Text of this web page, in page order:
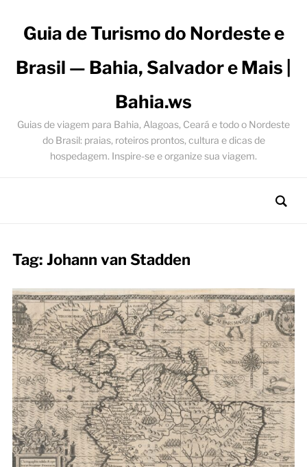
Guia de Turismo do Nordeste e
Brasil — Bahia, Salvador e Mais |
Bahia.ws
Guias de viagem para Bahia, Alagoas, Ceará e todo o Nordeste
do Brasil: praias, roteiros prontos, cultura e dicas de
hospedagem. Inspire-se e organize sua viagem.
Tag: Johann van Stadden